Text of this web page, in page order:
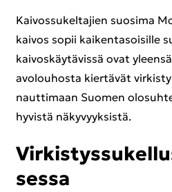
Kai­vos­su­kel­ta­jien suo­si­ma
kai­vos sopii kai­ken­ta­soi­sil­le
kai­vos­käy­tä­vis­sä ovat
avo­lou­hos­ta kier­tä­vät
naut­ti­maan Suo­men
hy­vis­tä nä­ky­vyyk­sis­tä.
ses­sa